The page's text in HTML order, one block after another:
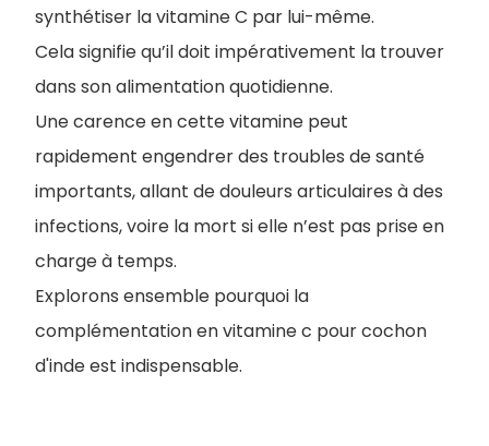
synthétiser la vitamine C par lui-même.
Cela signifie qu’il doit impérativement la trouver
dans son alimentation quotidienne.
Une carence en cette vitamine peut
rapidement engendrer des troubles de santé
importants, allant de douleurs articulaires à des
infections, voire la mort si elle n’est pas prise en
charge à temps.
Explorons ensemble pourquoi la
complémentation en vitamine c pour cochon
d'inde est indispensable.